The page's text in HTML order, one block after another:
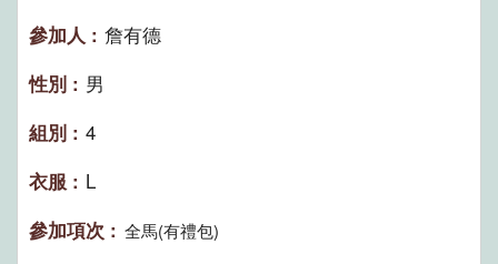
詹有德
男
4
L
全馬(有禮包)